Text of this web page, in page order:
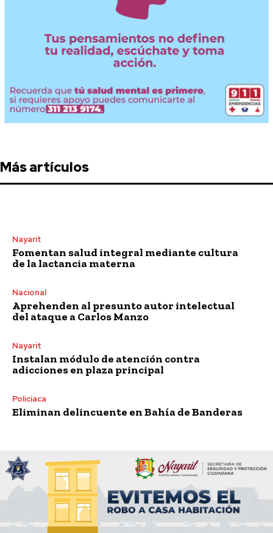
Más artículos
Nayarit
Fomentan salud integral mediante cultura
de la lactancia materna
Nacional
Aprehenden al presunto autor intelectual
del ataque a Carlos Manzo
Nayarit
Instalan módulo de atención contra
adicciones en plaza principal
Policiaca
Eliminan delincuente en Bahía de Banderas